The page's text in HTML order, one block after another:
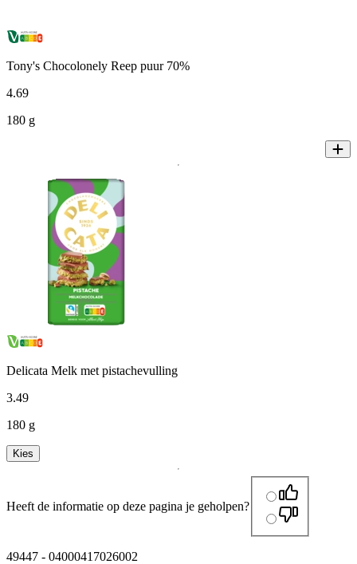
Tony's Chocolonely Reep puur 70%
4.69
180 g
Delicata Melk met pistachevulling
3.49
180 g
Kies
Heeft de informatie op deze pagina je geholpen?
49447 - 04000417026002